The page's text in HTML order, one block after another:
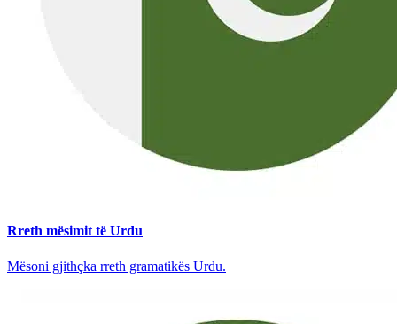
Rreth mësimit të Urdu
Mësoni gjithçka rreth gramatikës Urdu.